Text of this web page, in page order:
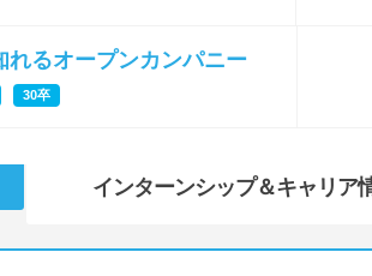
れるオープンカンパニー
30卒
インターンシップ＆キャリア